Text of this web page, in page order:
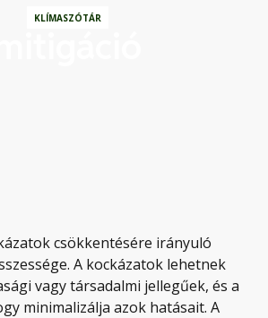
KLÍMASZÓTÁR
csökkentésére irányuló
A kockázatok lehetnek
vagy társadalmi jellegűek, és a
minimalizálja azok hatásait. A